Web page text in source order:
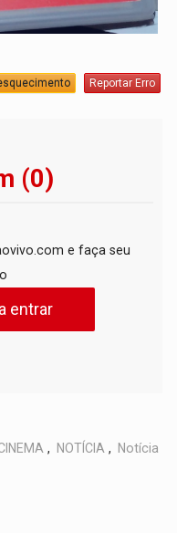
Reportar Erro
(0)
e faça seu
entrar
, NOTÍCIA , Notícia